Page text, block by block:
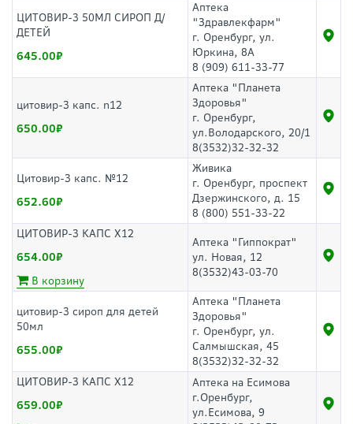
ЦИТОВИР-3 50МЛ СИРОП Д/
ДЕТЕЙ
645.00
Аптека
"Здравлекфарм"
г. Оренбург, ул.
Юркина, 8А
8 (909) 611-33-77
цитовир-3 капс. n12
650.00
Аптека "Планета
Здоровья"
г. Оренбург,
ул.Володарского, 20/1
8(3532)32-32-32
Цитовир-3 капс. №12
652.60
Живика
г. Оренбург, проспект
Дзержинского, д. 15
8 (800) 551-33-22
ЦИТОВИР-3 КАПС Х12
654.00
В корзину
Аптека "Гиппократ"
ул. Новая, 12
8(3532)43-03-70
цитовир-3 сироп для детей
50мл
655.00
Аптека "Планета
Здоровья"
г. Оренбург, ул.
Салмышская, 45
8(3532)32-32-32
ЦИТОВИР-3 КАПС Х12
659.00
Аптека на Есимова
г.Оренбург,
ул.Есимова, 9